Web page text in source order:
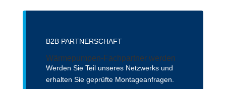
B2B PARTNERSCHAFT
Wärmepumpen-Fachpartner werden
Werden Sie Teil unseres Netzwerks und
erhalten Sie geprüfte Montageanfragen.